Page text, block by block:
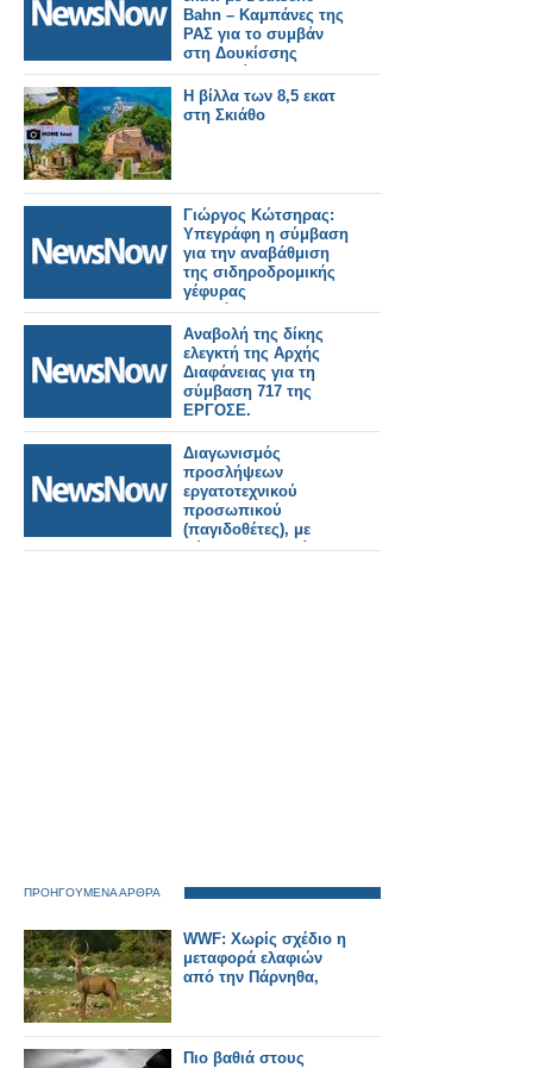
Bahn – Καμπάνες της
ΡΑΣ για το συμβάν
στη Δουκίσσης
Πλακεντίας.
Η βίλλα των 8,5 εκατ
στη Σκιάθο
Γιώργος Κώτσηρας:
Υπεγράφη η σύμβαση
για την αναβάθμιση
της σιδηροδρομικής
γέφυρας
Πουλόπουλου στα
Πετράλωνα.
Αναβολή της δίκης
ελεγκτή της Αρχής
Διαφάνειας για τη
σύμβαση 717 της
ΕΡΓΟΣΕ.
Διαγωνισμός
προσλήψεων
εργατοτεχνικού
προσωπικού
(παγιδοθέτες), με
σύμβαση εργασίας
ΠΡΟΗΓΟΥΜΕΝΑ ΑΡΘΡΑ
WWF: Χωρίς σχέδιο η
μεταφορά ελαφιών
από την Πάρνηθα,
Πιο βαθιά στους